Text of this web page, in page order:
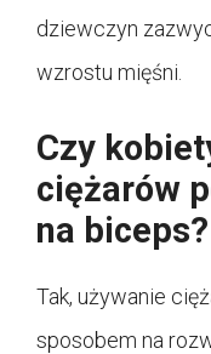
dziewczyn
wzrostu mięśni.
Czy
ciężarów
na biceps?
Tak, używanie
sposobem na